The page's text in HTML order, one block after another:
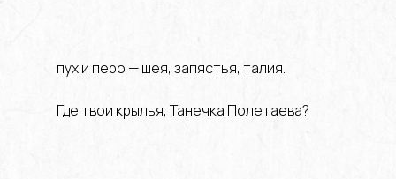
пух и перо — шея, запястья, талия.
Где твои крылья, Танечка Полетаева?